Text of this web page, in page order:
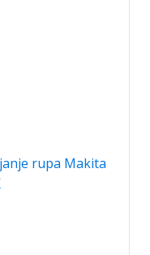
rupa Makita